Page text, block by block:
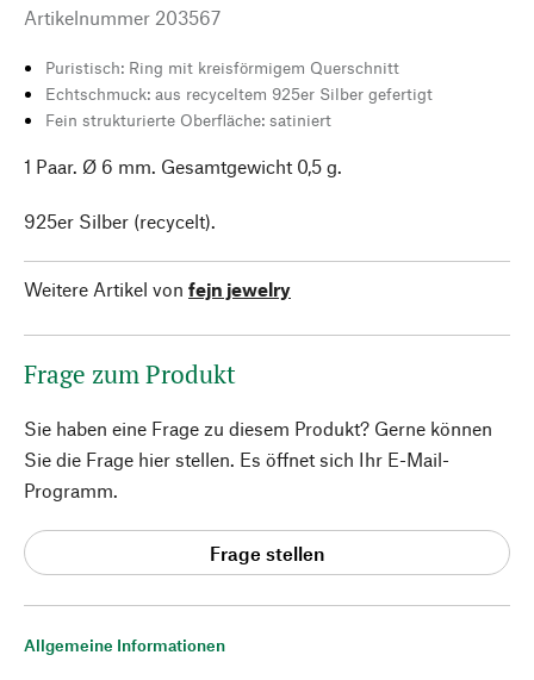
Allgemeine Informationen
Artikelnummer 203567
Puristisch: Ring mit kreisförmigem Querschnitt
Echtschmuck: aus recyceltem 925er Silber gefertigt
Fein strukturierte Oberfläche: satiniert
1 Paar. Ø 6 mm. Gesamtgewicht 0,5 g.
925er Silber (recycelt).
Weitere Artikel von fejn jewelry
Frage zum Produkt
Sie haben eine Frage zu diesem Produkt? Gerne können
Sie die Frage hier stellen. Es öffnet sich Ihr E-Mail-
Programm.
Frage stellen